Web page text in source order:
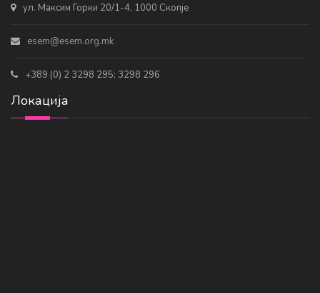
ул. Максим Горки 20/1-4, 1000 Скопје
esem@esem.org.mk
+389 (0) 2 3298 295; 3298 296
Локација